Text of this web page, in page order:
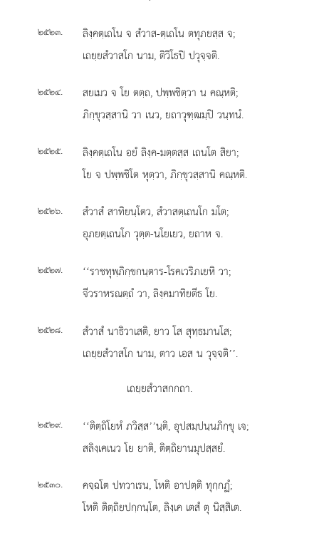
๒๕๒๓.
ลิงฺคตฺเถโน จ สํวาส-ตฺเถโน ตทุภยสฺส จ;
เถยฺยสํวาสโก นาม, ติวิโธปิ ปวุจฺจติ.
๒๕๒๔.
สยเมว จ โย ตตฺถ, ปพฺพชิตฺวา น คณฺหติ;
ภิกฺขุวสฺสานิ วา เนว, ยถาวุฑฺฒมฺปิ วนฺทนํ.
๒๕๒๕.
ลิงฺคตฺเถโน อยํ ลิงฺค-มตฺตสฺส เถนโต สิยา;
โย จ ปพฺพชิโต หุตฺวา, ภิกฺขุวสฺสานิ คณฺหติ.
๒๕๒๖.
สํวาสํ สาทิยนฺโตว, สํวาสตฺเถนโก มโต;
อุภยตฺเถนโก วุตฺต-นโยเยว, ยถาห จ.
๒๕๒๗.
‘‘ราชทุพฺภิกฺขกนฺตาร-โรคเวริภเยหิ วา;
จีวราหรณตฺถํ วา, ลิงฺคมาทิยตีธ โย.
๒๕๒๘.
สํวาสํ นาธิวาเสติ, ยาว โส สุทฺธมานโส;
เถยฺยสํวาสโก นาม, ตาว เอส น วุจฺจติ’’.
เถยฺยสํวาสกกถา.
๒๕๒๙. ‘‘ติตฺถิโยหํ ภวิสฺส’’นฺติ, อุปสมฺปนฺนภิกฺขุ เจ;
สลิงฺเคเนว โย ยาติ, ติตฺถิยานมุปสฺสยํ.
๒๕๓๐.
คจฺฉโต ปทวาเรน, โหติ อาปตฺติ ทุกฺกฏํ;
โหติ ติตฺถิยปกฺกนฺโต, ลิงฺเค เตสํ ตุ นิสฺสิเต.